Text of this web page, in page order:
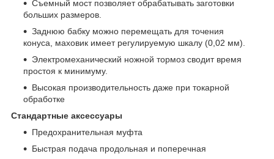
Съемный мост позволяет обрабатывать заготовки
больших размеров.
Заднюю бабку можно перемещать для точения
конуса, маховик имеет регулируемую шкалу (0,02 мм).
Электромеханический ножной тормоз сводит время
простоя к минимуму.
Высокая производительность даже при токарной
обработке
Стандартные аксессуары
Предохранительная муфта
Быстрая подача продольная и поперечная